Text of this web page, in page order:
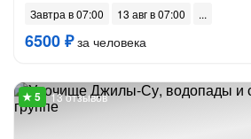
Завтра в 07:00 13 авг в 07:00
6500 ₽за человека
13 отзывов